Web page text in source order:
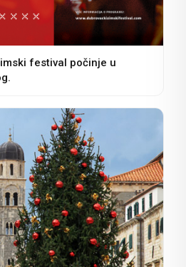
festival počinje u